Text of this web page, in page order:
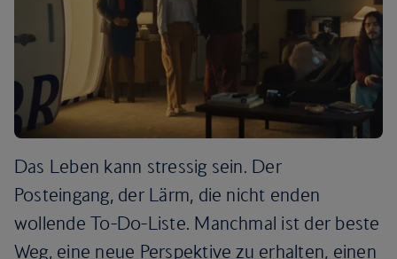
Das Leben kann stressig sein. Der
Posteingang, der Lärm, die nicht enden
wollende To-Do-Liste. Manchmal ist der beste
Weg, eine neue Perspektive zu erhalten, einen